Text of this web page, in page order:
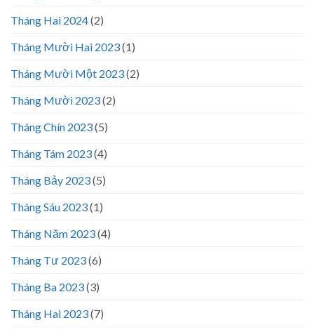
Tháng Hai 2024(2)
Tháng Mười Hai 2023(1)
Tháng Mười Một 2023(2)
Tháng Mười 2023(2)
Tháng Chín 2023(5)
Tháng Tám 2023(4)
Tháng Bảy 2023(5)
Tháng Sáu 2023(1)
Tháng Năm 2023(4)
Tháng Tư 2023(6)
Tháng Ba 2023(3)
Tháng Hai 2023(7)